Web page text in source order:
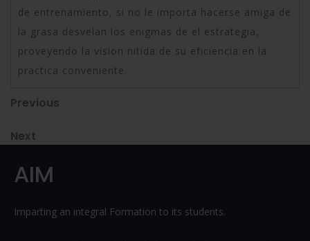
de entrenamiento, si no le importa hacerse amiga de
la grasa desvelan los enigmas de el estrategia,
proveyendo la vision nitida de su eficiencia en la
practica conveniente.
Post
navigation
Previous
Previous
Next
Next
AIM
Imparting an integral Formation to its students.